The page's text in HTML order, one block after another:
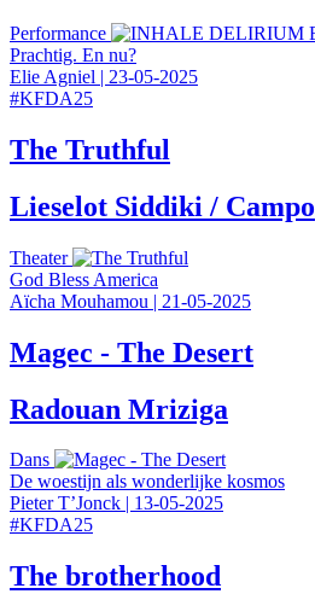
Performance
Prachtig. En nu?
Elie Agniel | 23-05-2025
#KFDA25
The Truthful
Lieselot Siddiki / Campo
Theater
God Bless America
Aïcha Mouhamou | 21-05-2025
Magec - The Desert
Radouan Mriziga
Dans
De woestijn als wonderlijke kosmos
Pieter T’Jonck
13-05-2025
#KFDA25
The brotherhood